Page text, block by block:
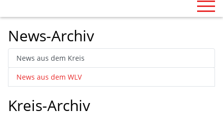
News-Archiv
News aus dem Kreis
News aus dem WLV
Kreis-Archiv